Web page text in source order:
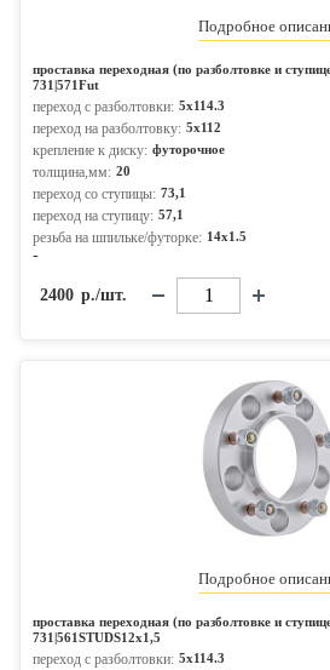
Подробное
проставка переходная (по разболтовке и
731|571Fut
переход с разболтовки: 5x114.3
переход на разболтовку: 5x112
крепление к диску: футорочное
толщина,мм: 20
переход со ступицы: 73,1
переход на ступицу: 57,1
резьба на шпильке/футорке: 14x1.5
-
2400 р./шт.
Подробное
проставка переходная (по разболтовке и
731|561STUDS12x1,5
переход с разболтовки: 5x114.3